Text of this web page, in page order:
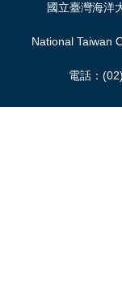
國立臺灣海洋
National Taiwan
電話：